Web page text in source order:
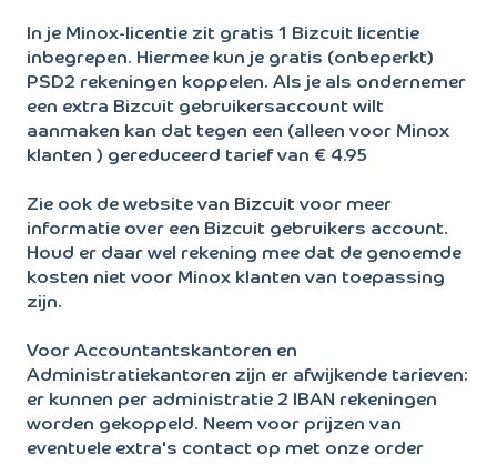
In je Minox-licentie zit gratis 1 Bizcuit licentie
inbegrepen. Hiermee kun je gratis (onbeperkt)
PSD2 rekeningen koppelen. Als je als ondernemer
een extra Bizcuit gebruikersaccount wilt
aanmaken kan dat tegen een (alleen voor Minox
klanten ) gereduceerd tarief van € 4.95
Zie ook de website van Bizcuit voor meer
informatie over een Bizcuit gebruikers account.
Houd er daar wel rekening mee dat de genoemde
kosten niet voor Minox klanten van toepassing
zijn.
Voor Accountantskantoren en
Administratiekantoren zijn er afwijkende tarieven:
er kunnen per administratie 2 IBAN rekeningen
worden gekoppeld. Neem voor prijzen van
eventuele extra's contact op met onze order